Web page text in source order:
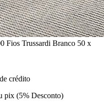
Fios Trussardi Branco 50 x
crédito
pix (5% Desconto)